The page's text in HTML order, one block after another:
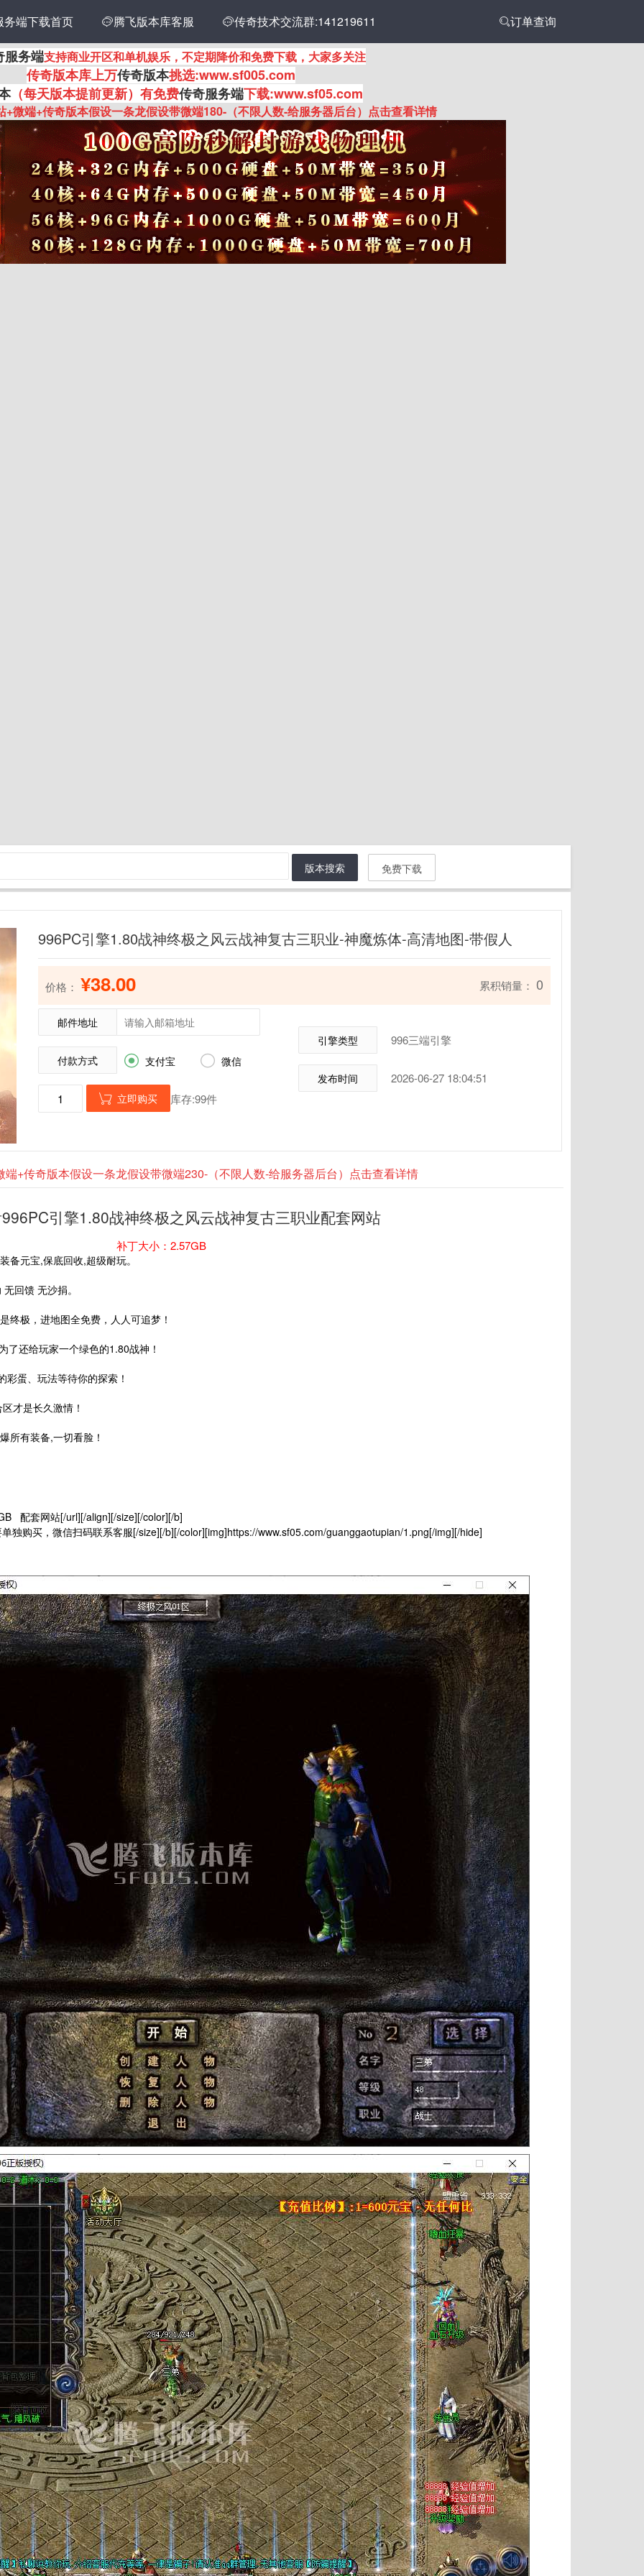
务端下载首页 腾飞版本库客服 传奇技术交流群:141219611 订单查询
服务端支持商业开区和单机娱乐，不定期降价和免费下载，大家多关注
传奇版本库上万传奇版本挑选:www.sf005.com
（每天版本提前更新）有免费传奇服务端下载:www.sf05.com
+微端+传奇版本假设一条龙假设带微端180-（不限人数-给服务器后台）点击查看详情
版本搜索 免费下载
996PC引擎1.80战神终极之风云战神复古三职业-神魔炼体-高清地图-带假人
价格： ¥38.00 累积销量： 0
邮件地址
付款方式  支付宝  微信
 立即购买 库存:99件
引擎类型 996三端引擎
发布时间 2026-06-27 18:04:51
+传奇版本假设一条龙假设带微端230-（不限人数-给服务器后台）点击查看详情
引擎1.80战神终极之风云战神复古三职业配套网站
补丁大小：2.57GB
备元宝,保底回收,超级耐玩。
回馈 无沙捐。
终极，进地图全免费，人人可追梦！
了还给玩家一个绿色的1.80战神！
蛋、玩法等待你的探索！
才是长久激情！
所有装备,一切看脸！
配套网站[/url][/align][/size][/color][/b]
独购买，微信扫码联系客服[/size][/b][/color][img]https://www.sf05.com/guanggaotupian/1.png[/img][/hide]